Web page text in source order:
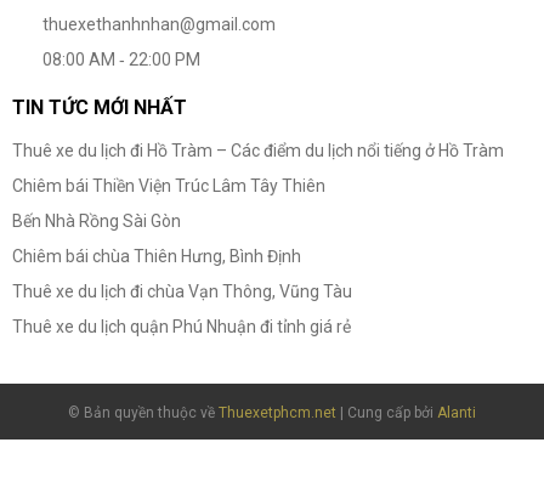
thuexethanhnhan@gmail.com
08:00 AM ‐ 22:00 PM
TIN TỨC MỚI NHẤT
Thuê xe du lịch đi Hồ Tràm – Các điểm du lịch nổi tiếng ở Hồ Tràm
Chiêm bái Thiền Viện Trúc Lâm Tây Thiên
Bến Nhà Rồng Sài Gòn
Chiêm bái chùa Thiên Hưng, Bình Định
Thuê xe du lịch đi chùa Vạn Thông, Vũng Tàu
Thuê xe du lịch quận Phú Nhuận đi tỉnh giá rẻ
© Bản quyền thuộc về Thuexetphcm.net | Cung cấp bởi Alanti